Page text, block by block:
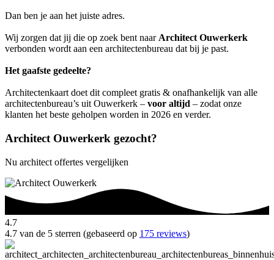
Dan ben je aan het juiste adres.
Wij zorgen dat jij die op zoek bent naar Architect Ouwerkerk
verbonden wordt aan een architectenbureau dat bij je past.
Het gaafste gedeelte?
Architectenkaart doet dit compleet gratis & onafhankelijk van alle
architectenbureau’s uit Ouwerkerk – voor altijd – zodat onze
klanten het beste geholpen worden in 2026 en verder.
Architect Ouwerkerk gezocht?
Nu architect offertes vergelijken
4.7
4.7 van de 5 sterren (gebaseerd op 175 reviews)